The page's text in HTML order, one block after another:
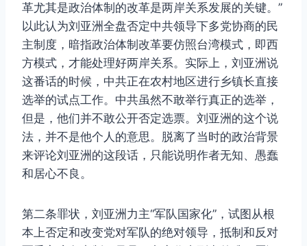
革尤其是政治体制的改革是两岸关系发展的关键。”
以此认为刘亚洲全盘否定中共领导下多党协商的民
主制度，暗指政治体制改革要仿照台湾模式，即西
方模式，才能处理好两岸关系。实际上，刘亚洲说
这番话的时候，中共正在农村地区进行乡镇长直接
选举的试点工作。中共虽然不敢举行真正的选举，
但是，他们并不敢公开否定选票。刘亚洲的这个说
法，并不是他个人的意思。脱离了当时的政治背景
来评论刘亚洲的这段话，只能说明作者无知、愚蠢
和居心不良。
第二条罪状，刘亚洲力主“军队国家化”，试图从根
本上否定和改变党对军队的绝对领导，抵制和反对